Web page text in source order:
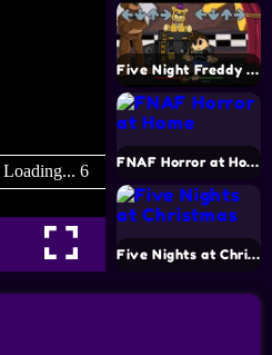
Five Night Freddy – FNF Mod
FNAF Horror at Home
Five Nights at Christmas